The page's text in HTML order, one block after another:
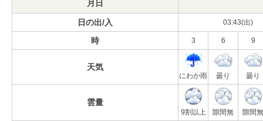
月日
日の出/入 03:43(出)
時 3 6 9
天気
にわか雨 曇り 曇り
雲量
9割以上 隙間無 隙間無